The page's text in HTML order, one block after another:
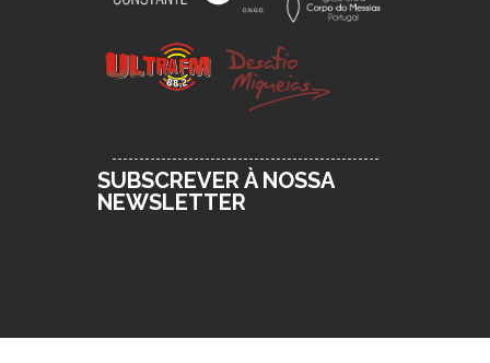
SUBSCREVER À NOSSA
NEWSLETTER